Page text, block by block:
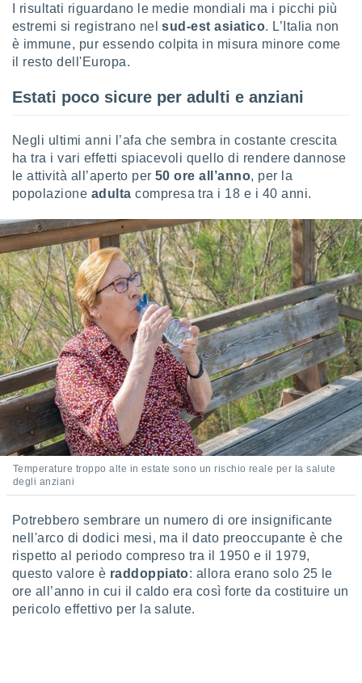
web
In
ti
che
nel
il
o
potrai
non
dei
Web
il
noi e i
I risultati riguardano le medie mondiali ma i picchi più
estremi si registrano nelsud-est asiatico. L’Italia non
è immune, pur essendo colpita in misura minore come
il resto dell'Europa.
Estati poco sicure per adulti e anziani
Negli ultimi anni l’afa che sembra in costante crescita
ha tra i vari effetti spiacevoli quello di rendere dannose
le attività all’aperto per 50 ore all’anno, per la
popolazione adultacompresa tra i 18 e i 40 anni.
Temperature troppo alte in estate sono un rischio reale per la salute
degli anziani
Potrebbero sembrare un numero di ore insignificante
nell'arco di dodici mesi, ma il dato preoccupante è che
rispetto al periodo compreso tra il 1950 e il 1979,
questo valore è raddoppiato: allora erano solo 25 le
ore all’anno in cui il caldo era così forte da costituire un
pericolo effettivo per la salute.